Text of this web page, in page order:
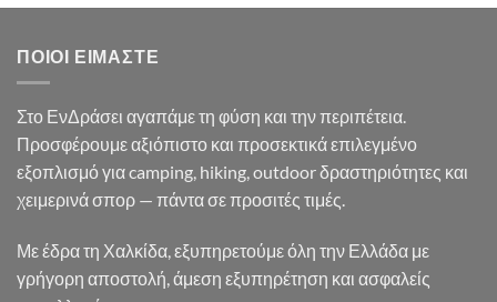
35.90€.είναι:
ΠΟΙΟΙ ΕΊΜΑΣΤΕ
Στο ΕνΔράσει αγαπάμε τη φύση και την περιπέτεια.
Προσφέρουμε αξιόπιστο και προσεκτικά επιλεγμένο
εξοπλισμό για camping, hiking, outdoor δραστηριότητες και
χειμερινά σπορ — πάντα σε προσιτές τιμές.
Με έδρα τη Χαλκίδα, εξυπηρετούμε όλη την Ελλάδα με
γρήγορη αποστολή, άμεση εξυπηρέτηση και ασφαλείς